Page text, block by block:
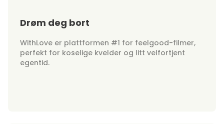
Drøm deg bort
WithLove er plattformen #1 for feelgood-filmer,
perfekt for koselige kvelder og litt velfortjent
egentid.